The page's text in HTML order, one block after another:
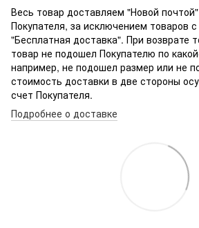
Весь товар доставляем "Новой
Покупателя, за исключением товаров
"Бесплатная доставка". При возврате
товар не подошел Покупателю по
например, не подошел размер или не
стоимость доставки в две стороны
счет Покупателя.
Подробнее о доставке